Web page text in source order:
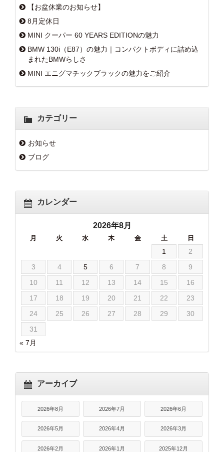
【お盆休業のお知らせ】
8月定休日
MINI クーパー 60 YEARS EDITIONの魅力
BMW 130i（E87）の魅力｜コンパクトボディに詰め込
まれたBMWらしさ
MINI エニグマチックブラックの魅力をご紹介
カテゴリー
お知らせ
ブログ
カレンダー
2026年8月
月 火 水 木 金 土 日
1
2
3
4 5 6 7 8
9
10
11 12 13 14 15
16
17
18 19 20 21 22
23
24
25 26 27 28 29
30
31
« 7月
アーカイブ
2026年8月 2026年7月 2026年6月
2026年5月 2026年4月 2026年3月
2026年2月 2026年1月 2025年12月